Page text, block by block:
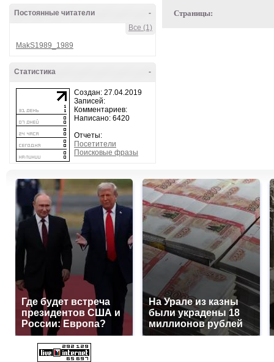
-
Постоянные читатели
Все (1)
MakS1989_1989
-
Статистика
Создан: 27.04.2019
Записей:
Комментариев:
Написано: 6420
Отчеты:
Посетители
Поисковые фразы
Страницы:
Где будет встреча
президентов США и
России: Европа?
На Урале из казны
были украдены 18
миллионов рублей